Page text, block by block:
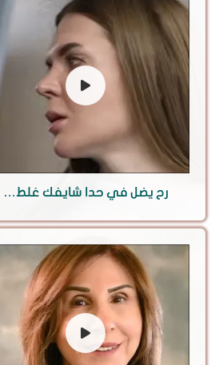
رح يضل في حدا شايفك غلط…